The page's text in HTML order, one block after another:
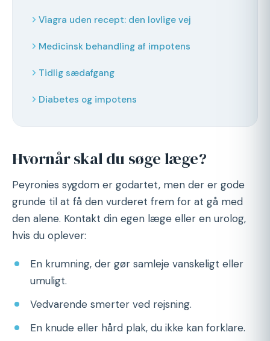
Viagra uden recept: den lovlige vej
Medicinsk behandling af impotens
Tidlig sædafgang
Diabetes og impotens
Hvornår skal du søge læge?
Peyronies sygdom er godartet, men der er gode
grunde til at få den vurderet frem for at gå med
den alene. Kontakt din egen læge eller en urolog,
hvis du oplever:
En krumning, der gør samleje vanskeligt eller
umuligt.
Vedvarende smerter ved rejsning.
En knude eller hård plak, du ikke kan forklare.